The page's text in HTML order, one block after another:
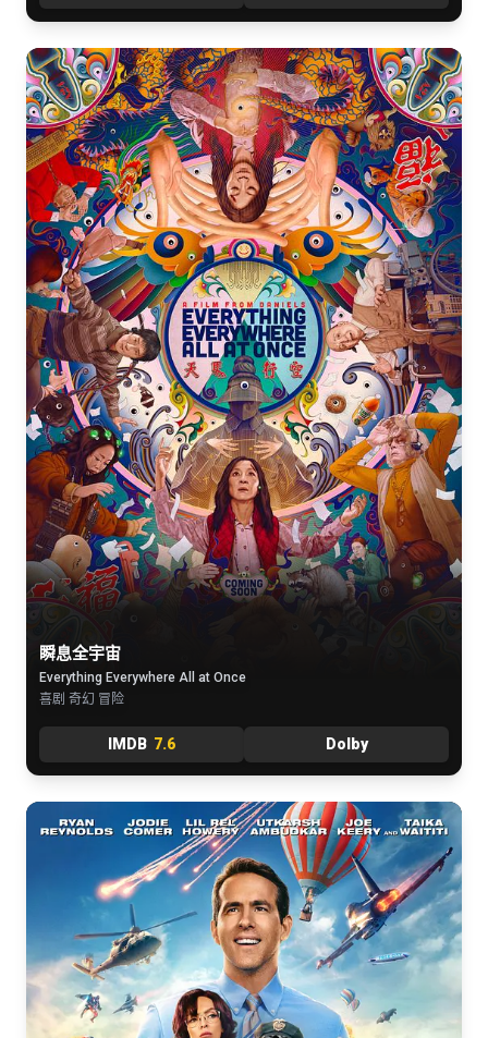
瞬息全宇宙
Everything Everywhere All at Once
喜剧 奇幻 冒险
IMDB 7.6 Dolby